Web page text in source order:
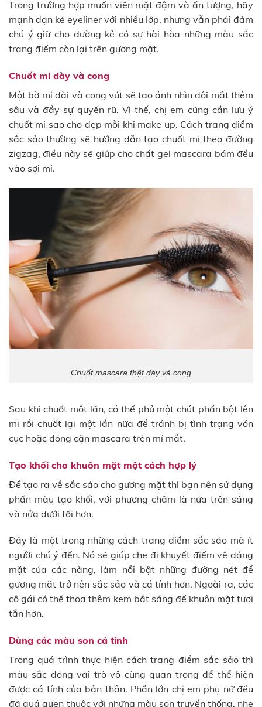
Trong trường hợp muốn viền mặt đậm và ấn tượng, hãy
mạnh dạn kẻ eyeliner với nhiều lớp, nhưng vẫn phải đảm
chú ý giữ cho đường kẻ có sự hài hòa những màu sắc
trang điểm còn lại trên gương mặt.
Chuốt mi dày và cong
Một bờ mi dài và cong vút sẽ tạo ánh nhìn đôi mắt thêm
sâu và đầy sự quyến rũ. Vì thế, chị em cũng cần lưu ý
chuốt mi sao cho đẹp mỗi khi make up. Cách trang điểm
sắc sảo thường sẽ hướng dẫn tạo chuốt mi theo đường
zigzag, điều này sẽ giúp cho chất gel mascara bám đều
vào sợi mi.
Chuốt mascara thật dày và cong
Sau khi chuốt một lần, có thể phủ một chút phấn bột lên
mi rồi chuốt lại một lần nữa để tránh bị tình trạng vón
cục hoặc đóng cặn mascara trên mí mắt.
Tạo khối cho khuôn mặt một cách hợp lý
Để tạo ra về sắc sảo cho gương mặt thì bạn nên sử dụng
phấn màu tạo khối, với phương châm là nửa trên sáng
và nửa dưới tối hơn.
Đây là một trong những cách trang điểm sắc sảo mà ít
người chú ý đến. Nó sẽ giúp che đi khuyết điểm về dáng
mặt của các nàng, làm nổi bật những đường nét để
gương mặt trở nên sắc sảo và cá tính hơn. Ngoài ra, các
cô gái có thể thoa thêm kem bắt sáng để khuôn mặt tươi
tắn hơn.
Dùng các màu son cá tính
Trong quá trình thực hiện cách trang điểm sắc sảo thì
màu sắc đóng vai trò vô cùng quan trọng để thể hiện
được cá tính của bản thân. Phần lớn chị em phụ nữ đều
đã quá quen thuộc với những màu son truyền thống, nhẹ